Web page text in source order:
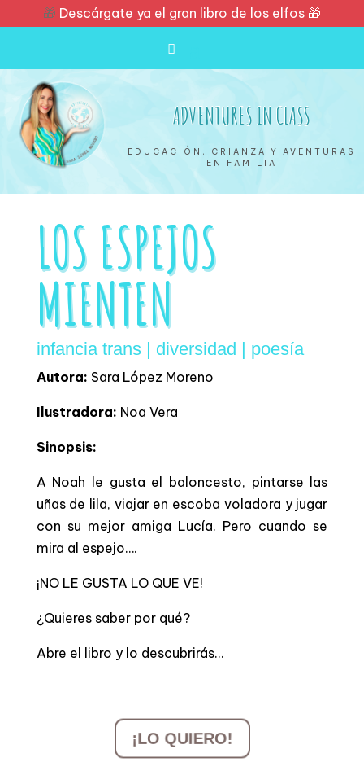
🎁 Descárgate ya el gran libro de los elfos 🎁
ADVENTURES IN CLASS
EDUCACIÓN, CRIANZA Y AVENTURAS
EN FAMILIA
LOS ESPEJOS
MIENTEN
infancia trans | diversidad | poesía
Autora: Sara López Moreno
Ilustradora: Noa Vera
Sinopsis:
A Noah le gusta el baloncesto, pintarse las
uñas de lila, viajar en escoba voladora y jugar
con su mejor amiga Lucía. Pero cuando se
mira al espejo….
¡NO LE GUSTA LO QUE VE!
¿Quieres saber por qué?
Abre el libro y lo descubrirás…
¡LO QUIERO!